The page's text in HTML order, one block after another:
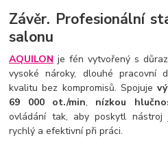
Závěr. Profesionální
salonu
AQUILON je fén vytvořený s
vysoké nároky, dlouhé pracovní
kvalitu bez kompromisů. Spojuje
69 000 ot./min, nízkou
ovládání tak, aby poskytl nástroj
rychlý a efektivní při práci.